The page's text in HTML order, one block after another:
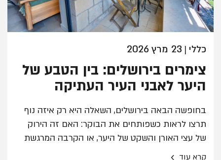
כללי | 23 מרץ 2026
צימרים בירושלים: בין הטבע של
היער לאבני העיר העתיקה
בחופשה הבאה בירושלים, השאלה היא רק איזה נוף
תרצו לראות כשפותחים את הבוקר: האם זה הירוק
של עצי האורן והשקט של היער, או הקרבה המרגשת
קרא עוד